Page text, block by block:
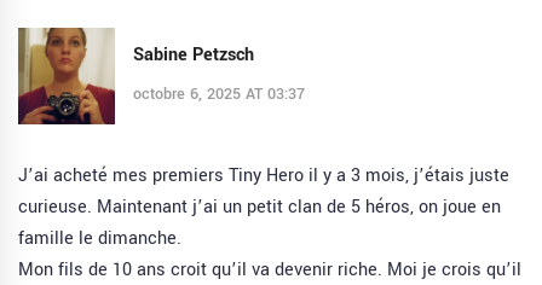
Sabine Petzsch
octobre 6, 2025 AT 03:37
J’ai acheté mes premiers Tiny Hero il y a 3 mois, j’étais juste
curieuse. Maintenant j’ai un petit clan de 5 héros, on joue en
famille le dimanche.
Mon fils de 10 ans croit qu’il va devenir riche. Moi je crois qu’il